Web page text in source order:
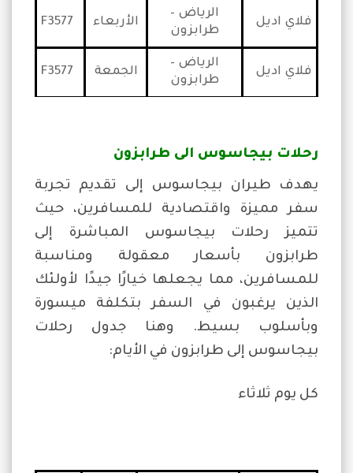
فلاي اديل
الرياض –
طرابزون
الأربعاء F3577
فلاي اديل
الرياض –
طرابزون
الجمعة F3577
رحلات بيجاسوس الى طرابزون
يهدف طيران بيجاسوس إلى تقديم تجربة
سفر مميزة واقتصادية للمسافرين، حيث
تتميز رحلات بيجاسوس المباشرة إلى
طرابزون بأسعار معقولة ومناسبة
للمسافرين، مما يجعلها خيارًا جيدًا لأولئك
الذين يرغبون في السفر بتكلفة ميسورة
وبأسلوب بسيط. وهنا جدول رحلات
بيجاسوس إلى طرابزون في الأيام:
كل يوم ثلاثاء